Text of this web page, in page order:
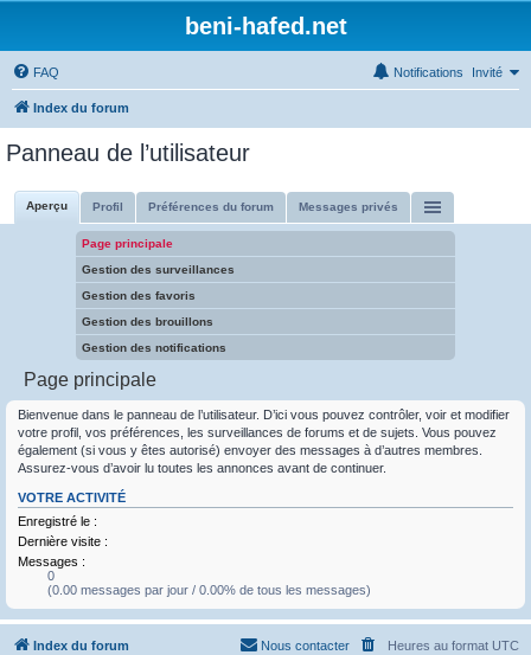
beni-hafed.net
FAQ Invité
Notifications
Index du forum
Panneau de l’utilisateur
Aperçu Profil Préférences du forum Messages privés
Page principale
Gestion des surveillances
Gestion des favoris
Gestion des brouillons
Gestion des notifications
Page principale
Bienvenue dans le panneau de l’utilisateur. D’ici vous pouvez contrôler, voir et modifier
votre profil, vos préférences, les surveillances de forums et de sujets. Vous pouvez
également (si vous y êtes autorisé) envoyer des messages à d’autres membres.
Assurez-vous d’avoir lu toutes les annonces avant de continuer.
VOTRE ACTIVITÉ
Enregistré le :
Dernière visite :
Messages :
0
(0.00 messages par jour / 0.00% de tous les messages)
Index du forum Heures au format UTC
Nous contacter